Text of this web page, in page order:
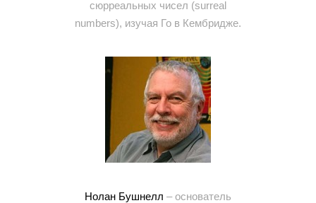
сюрреальных чисел (surreal
numbers), изучая Го в Кембридже.
Нолан Бушнелл – основатель